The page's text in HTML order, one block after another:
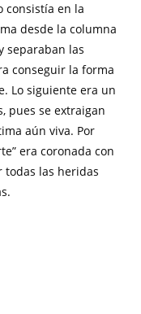
consistía en la
desde la columna
separaban las
conseguir la forma
Lo siguiente era un
pues se extraigan
aún viva. Por
era coronada con
todas las heridas